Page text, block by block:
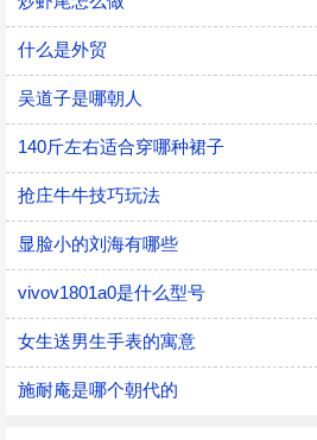
什么是外贸
吴道子是哪朝人
140斤左右适合穿哪种裙子
抢庄牛牛技巧玩法
显脸小的刘海有哪些
vivov1801a0是什么型号
女生送男生手表的寓意
施耐庵是哪个朝代的